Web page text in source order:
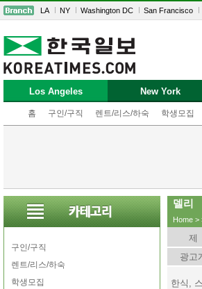
LA NY Washington DC San Francisco
Los Angeles New York
홈 구인/구직 렌트/리스/하숙 학생모집
구인/구직
렌트/리스/하숙
학생모집
델리
Home >
제
광고
한식,